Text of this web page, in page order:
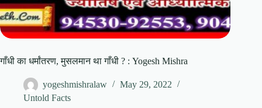
गाँधी का धर्मांतरण, मुसलमान था गाँधी ? : Yogesh Mishra
yogeshmishralaw
May 29, 2022
Untold Facts